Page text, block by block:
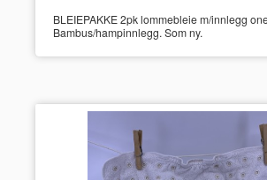
BLEIEPAKKE 2pk lommebleie m/innlegg
Bambus/hampinnlegg. Som ny.